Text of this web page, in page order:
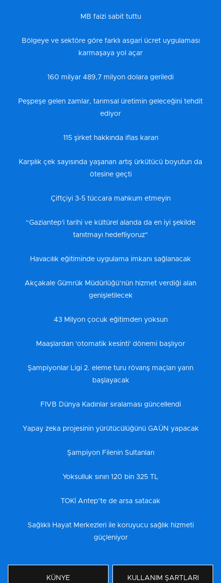
MB faizi sabit tuttu
Bölgeye ve sektöre göre farklı asgari ücret uygulaması
karmaşaya yol açar
160 milyar 489,7 milyon dolara geriledi
Peşpeşe gelen zamlar, tarımsal üretimin geleceğini tehdit
ediyor
115 şirket hakkında iflas kararı
Karşılık çek sayısında yaşanan artış ürkütücü boyutun da
ötesine geçti
Çiftçiyi 3-5 tüccara mahkum etmeyin
“Gaziantep'i tarihi ve kültürel alanda da en iyi şekilde
tanıtmayı hedefliyoruz"
Havacılık eğitiminde uygulama imkanı sağlanacak
Akçakale Gümrük Müdürlüğü’nün hizmet verdiği alan
genişletilecek
43 Milyon çocuk eğitimden yoksun
Maaşlardan 'otomatik kesinti' dönemi başlıyor
Şampiyonlar Ligi 2. eleme turu rövanş maçları yarın
başlayacak
FIVB Dünya Kadınlar sıralaması güncellendi
Yapay zeka projesinin yürütücülüğünü GAÜN yapacak
Şampiyon Filenin Sultanları
Yoksulluk sınırı 120 bin 325 TL
TOKİ Antep’te de arsa satacak
Sağlıklı Hayat Merkezleri ile koruyucu sağlık hizmeti
güçleniyor
KÜNYE KULLANIM ŞARTLARI